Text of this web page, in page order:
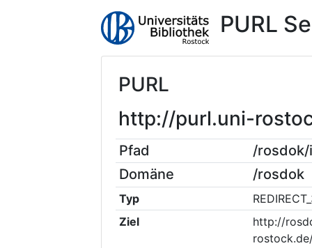
PURL
PURL
http://purl.uni-
Pfad
/
Domäne
/rosdok
Typ
Ziel
http://